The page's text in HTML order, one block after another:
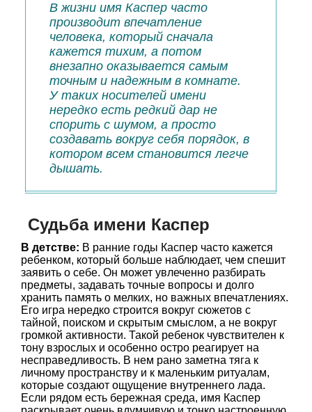
В жизни имя Каспер часто
производит впечатление
человека, который сначала
кажется тихим, а потом
внезапно оказывается самым
точным и надежным в комнате.
У таких носителей имени
нередко есть редкий дар не
спорить с шумом, а просто
создавать вокруг себя порядок, в
котором всем становится легче
дышать.
Судьба имени Каспер
В детстве: В ранние годы Каспер часто кажется
ребенком, который больше наблюдает, чем спешит
заявить о себе. Он может увлеченно разбирать
предметы, задавать точные вопросы и долго
хранить память о мелких, но важных впечатлениях.
Его игра нередко строится вокруг сюжетов с
тайной, поиском и скрытым смыслом, а не вокруг
громкой активности. Такой ребенок чувствителен к
тону взрослых и особенно остро реагирует на
несправедливость. В нем рано заметна тяга к
личному пространству и к маленьким ритуалам,
которые создают ощущение внутреннего лада.
Если рядом есть бережная среда, имя Каспер